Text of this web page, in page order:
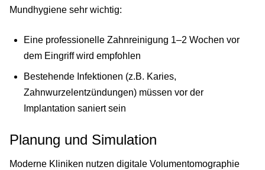
Mundhygiene sehr wichtig:
Eine professionelle Zahnreinigung 1–2 Wochen vor
dem Eingriff wird empfohlen
Bestehende Infektionen (z.B. Karies,
Zahnwurzelentzündungen) müssen vor der
Implantation saniert sein
Planung und Simulation
Moderne Kliniken nutzen digitale Volumentomographie